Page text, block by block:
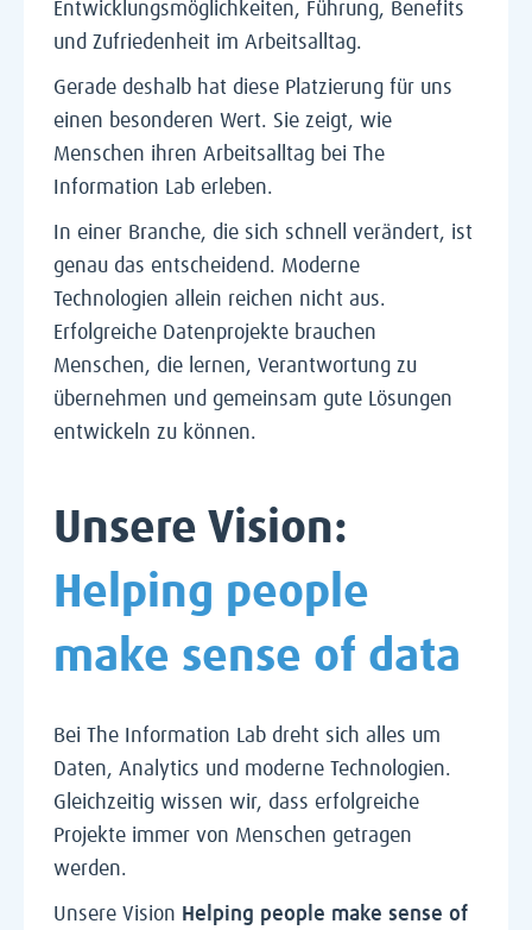
Entwicklungsmöglichkeiten, Führung, Benefits
und Zufriedenheit im Arbeitsalltag.
Gerade deshalb hat diese Platzierung für uns
einen besonderen Wert. Sie zeigt, wie
Menschen ihren Arbeitsalltag bei The
Information Lab erleben.
In einer Branche, die sich schnell verändert, ist
genau das entscheidend. Moderne
Technologien allein reichen nicht aus.
Erfolgreiche Datenprojekte brauchen
Menschen, die lernen, Verantwortung zu
übernehmen und gemeinsam gute Lösungen
entwickeln zu können.
Unsere Vision:
Helping people
make sense of data
Bei The Information Lab dreht sich alles um
Daten, Analytics und moderne Technologien.
Gleichzeitig wissen wir, dass erfolgreiche
Projekte immer von Menschen getragen
werden.
Unsere Vision Helping people make sense of